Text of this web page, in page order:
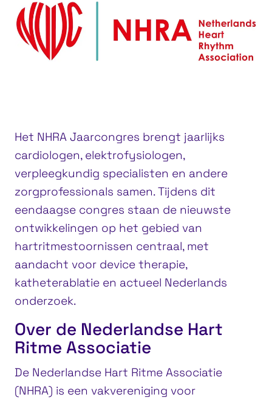
Het NHRA Jaarcongres brengt jaarlijks
cardiologen, elektrofysiologen,
verpleegkundig specialisten en andere
zorgprofessionals samen. Tijdens dit
eendaagse congres staan de nieuwste
ontwikkelingen op het gebied van
hartritmestoornissen centraal, met
aandacht voor device therapie,
katheterablatie en actueel Nederlands
onderzoek.
Over de Nederlandse Hart
Ritme Associatie
De Nederlandse Hart Ritme Associatie
(NHRA) is een vakvereniging voor